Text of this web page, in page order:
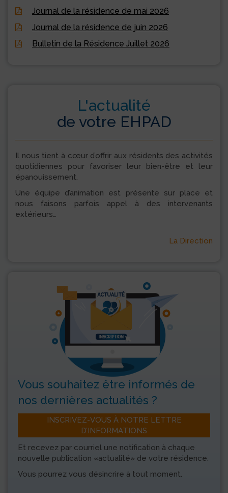
Journal de la résidence de mai 2026
Journal de la résidence de juin 2026
Bulletin de la Résidence Juillet 2026
L'actualité
de votre EHPAD
Il nous tient à cœur d’offrir aux résidents des activités
quotidiennes pour favoriser leur bien-être et leur
épanouissement.
Une équipe d’animation est présente sur place et
nous faisons parfois appel à des intervenants
extérieurs…
La Direction
Vous souhaitez être informés de
nos dernières actualités ?
INSCRIVEZ-VOUS À NOTRE LETTRE
D’INFORMATIONS
Et recevez par courriel une notification à chaque
nouvelle publication «actualité» de votre résidence.
Vous pourrez vous désincrire à tout moment.